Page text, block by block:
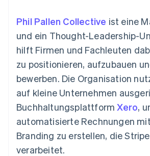
Verbundene
Mehr
Product roadmap
Ausblick
Radar
Betrugsprävention
Atlas
Start-up-Gründung
Versicherungen
Unterhaltung
Gemeinnützige
Organisationen
Fachdienstleistungen
Öffentlicher Sektor
Einzelhandel
Ecosystem
Partner
App-Integrationen
Code-Beispiele
Entwickler-Blog
API-Status
Phil Pallen Collective ist eine
und ein Thought-Leadership-
hilft Firmen und Fachleuten
zu positionieren, aufzubauen
bewerben. Die Organisation
auf kleine Unternehmen
BuchhaltungsplattformXero,
automatisierte Rechnungen
Branding zu erstellen, die
verarbeitet.